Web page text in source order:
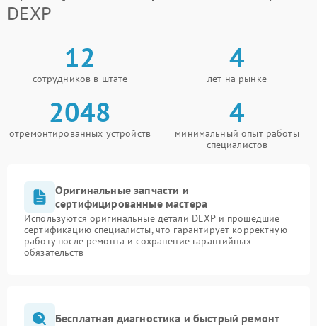
DEXP
12
сотрудников в штате
4
лет на рынке
2048
отремонтированных устройств
4
минимальный опыт работы
специалистов
Оригинальные запчасти и
сертифицированные мастера
Используются оригинальные детали DEXP и прошедшие
сертификацию специалисты, что гарантирует корректную
работу после ремонта и сохранение гарантийных
обязательств
Бесплатная диагностика и быстрый ремонт